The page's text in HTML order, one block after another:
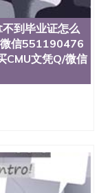
到毕业证怎么
微信551190476
CMU文凭Q/微信